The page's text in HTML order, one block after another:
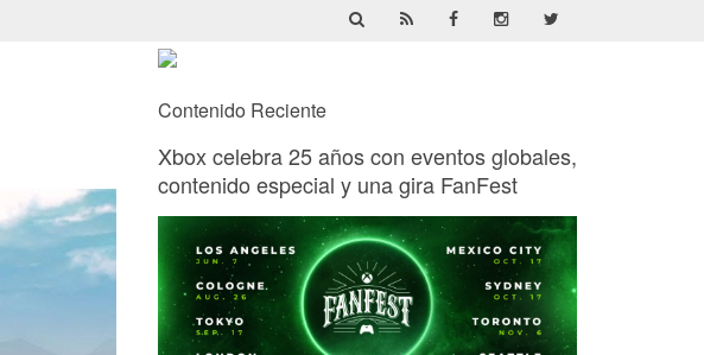
Contenido Reciente
Xbox celebra 25 años con eventos globales,
contenido especial y una gira FanFest